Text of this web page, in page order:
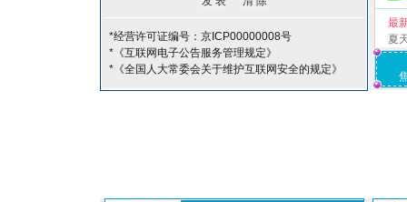
*经营许可证编号：京ICP00000008号
*《互联网电子公告服务管理规定》
*《全国人大常委会关于维护互联网安全的规定》
最
夏